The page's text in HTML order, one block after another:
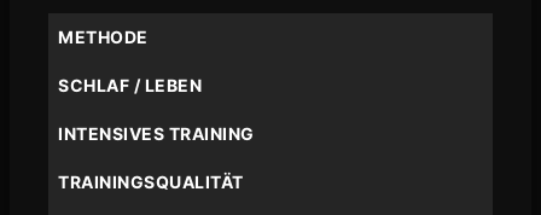
METHODE
SCHLAF / LEBEN
INTENSIVES TRAINING
TRAININGSQUALITÄT